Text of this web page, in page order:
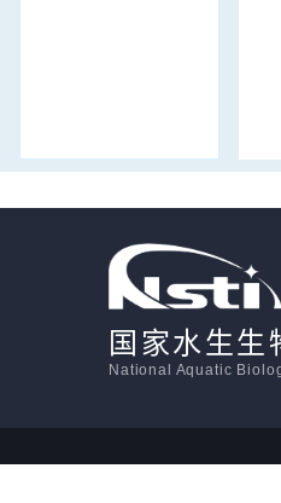
国家水生生
National Aquatic